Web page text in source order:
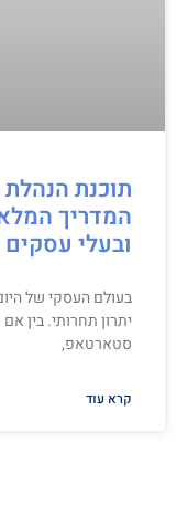
תוכנת
המדריך
ובעלי
בעולם העסקי של
יתרון תחרותי. בין
סטארטאפ,
קרא עוד